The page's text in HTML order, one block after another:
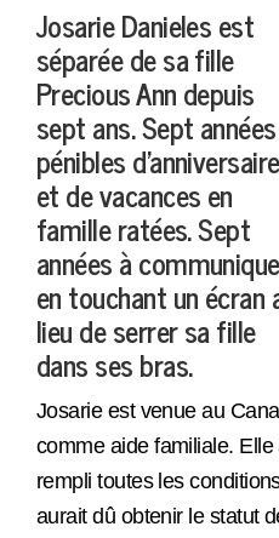
Josarie Danieles est
séparée de sa fille
Precious Ann depuis
sept ans. Sept années
pénibles
et de vacances en
famille ratées. Sept
années à
en touchant un écran
lieu de serrer sa fille
dans ses bras.
Josarie est venue au
comme aide familiale. Elle
rempli toutes les
aurait dû obtenir le statut